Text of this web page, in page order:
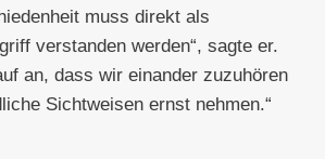
muss direkt als
verstanden werden“, sagte er.
an, dass wir einander zuzuhören
Sichtweisen ernst nehmen.“